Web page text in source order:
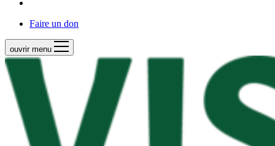
Faire un don
ouvrir menu